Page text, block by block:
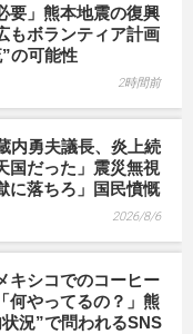
要」熊本地震の復興
もボランティア計画
の可能性
2時間前
内勇夫議長、炎上続
国だった」震災無視
に落ちろ」国民憤慨
2026/8/6
キシコでのコーヒー
何やってるの？」熊
況”で問われるSNS